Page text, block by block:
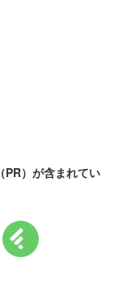
PR）が含まれてい